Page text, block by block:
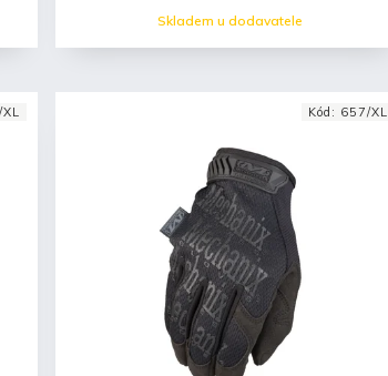
Skladem u dodavatele
Kód: 657/XL